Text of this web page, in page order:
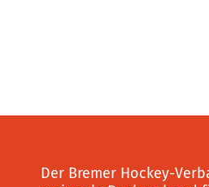
Der Bremer Hockey-